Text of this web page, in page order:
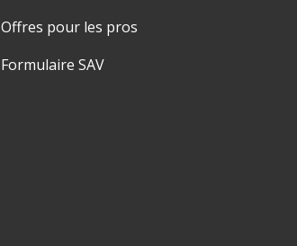
Offres pour les pros
Formulaire SAV